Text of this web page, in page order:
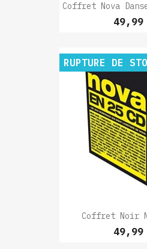
Coffret Nova
Prix
49,99
Coffret Noir
Prix
49,99
RUPTURE DE